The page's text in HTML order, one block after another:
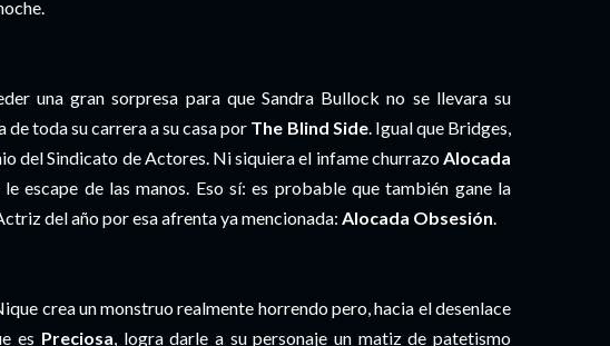
una gran sorpresa para que Sandra Bullock no se llevara su
toda su carrera a su casa por The Blind Side. Igual que Bridges,
del Sindicato de Actores. Ni siquiera el infame churrazoAlocada
escape de las manos. Eso sí: es probable que también gane la
del año por esa afrenta ya mencionada: Alocada Obsesión.
crea un monstruo realmente horrendo pero, hacia el desenlace
es Preciosa, logra darle a su personaje un matiz de patetismo